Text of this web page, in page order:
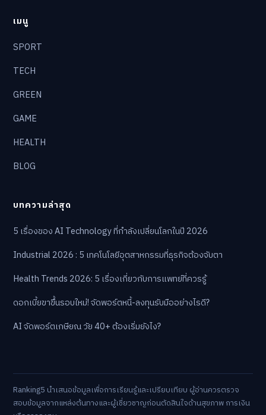
เมนู
SPORT
TECH
GREEN
GAME
HEALTH
BLOG
บทความล่าสุด
5 เรื่องของ AI Technology ที่กำลังเปลี่ยนโลกในปี 2026
Industrial 2026 : 5 เทคโนโลยีอุตสาหกรรมที่ธุรกิจต้องจับตา
Health Trends 2026: 5 เรื่องเกี่ยวกับการแพทย์ที่ควรรู้
ดอกเบี้ยขาขึ้นรอบใหม่! จัดพอร์ตหนี้-ลงทุนรับมืออย่างไรดี?
AI จัดพอร์ตเกษียณ วัย 40+ ต้องเริ่มยังไง?
Ranking5 นำเสนอข้อมูลเพื่อการเรียนรู้และเปรียบเทียบ ผู้อ่านควรตรวจ
สอบข้อมูลจากแหล่งต้นทางและผู้เชี่ยวชาญก่อนตัดสินใจด้านสุขภาพ การเงิน